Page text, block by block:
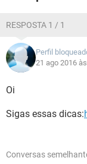
RESPOSTA 1 / 1
Perfil
21 ago 2016
Oi
Sigas essas dicas:
Conversas